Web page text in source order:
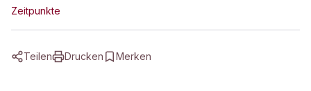
Zeitpunkte
Teilen Drucken Merken